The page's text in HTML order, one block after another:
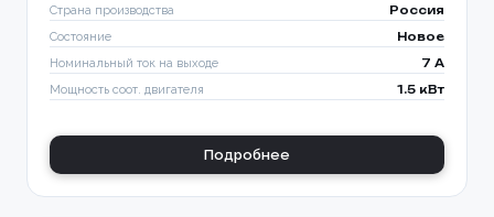
Страна производства Россия
Состояние Новое
Номинальный ток на выходе 7 A
Мощность соот. двигателя 1.5 кВт
Подробнее